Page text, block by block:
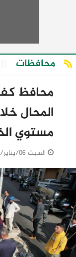
محافظات
محافظ
المحال
مستوي
السبت 06/يناير/2024 - 05:58 م